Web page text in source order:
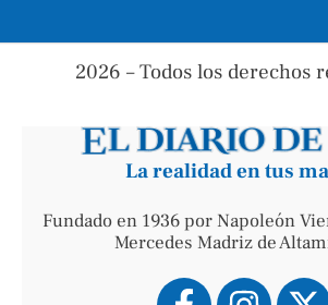
2026 – Todos los derechos
La realidad en tus
Fundado en 1936 por Napoleón
Mercedes Madriz de